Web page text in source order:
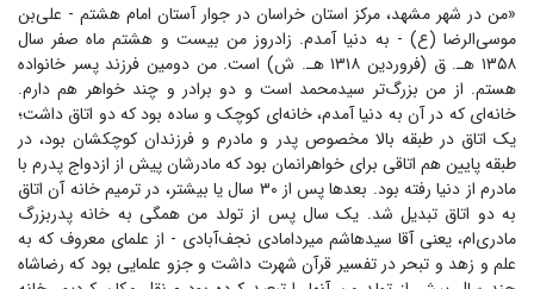
«من در شهر مشهد، مرکز استان خراسان در جوار آستان امام هشتم - علی‌بن
موسی‌الرضا (ع) - به دنیا آمدم. زادروز من بیست و هشتم ماه صفر سال
۱۳۵۸ هـ. ق (فروردین ۱۳۱۸ هـ. ش) است. من دومین فرزند پسر خانواده
هستم. از من بزرگ‌تر سیدمحمد است و دو برادر و چند خواهر هم دارم.
خانه‌ای که در آن به دنیا آمدم، خانه‌ای کوچک و ساده بود که دو اتاق داشت؛
یک اتاق در طبقه بالا مخصوص پدر و مادرم و فرزندان کوچکشان بود، در
طبقه پایین هم اتاقی برای خواهرانمان بود که مادرشان پیش از ازدواج پدرم با
مادرم از دنیا رفته بود. بعد‌ها پس از ۳۰ سال یا بیشتر، در ترمیم خانه آن اتاق
به دو اتاق تبدیل شد. یک سال پس از تولد من همگی به خانه پدربزرگ
مادری‌ام، یعنی آقا سیدهاشم میردامادی نجف‌آبادی - از علمای معروف که به
علم و زهد و تبحر در تفسیر قرآن شهرت داشت و جزو علمایی بود که رضاشاه